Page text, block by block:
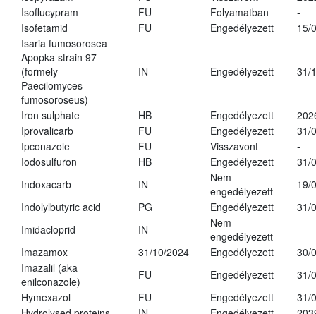
Isoflucypram
FU Folyamatban
-
Isofetamid
FU Engedélyezett
15/
Isaria fumosorosea
Apopka strain 97
(formely
Paecilomyces
fumosoroseus)
IN Engedélyezett 31/
Iron sulphate HB Engedélyezett
Iprovalicarb
FU Engedélyezett
31/
Ipconazole
FU Visszavont
-
Iodosulfuron
HB Engedélyezett
31/
Indoxacarb
IN
Nem
engedélyezett
19/
Indolylbutyric acid
PG Engedélyezett
31/
Imidacloprid
IN
Nem
engedélyezett
Imazamox
31/10/2024 Engedélyezett
30/
Imazalil (aka
enilconazole)
FU Engedélyezett
31/
Hymexazol
FU Engedélyezett
31/